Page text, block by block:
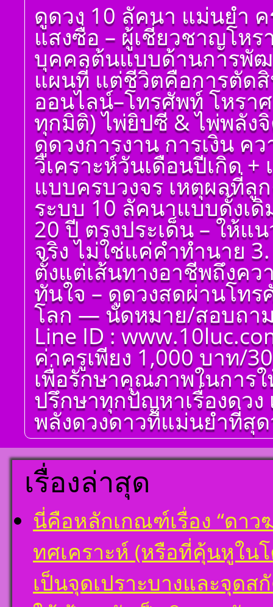
แข็งแก้ไขข้อบกพร่อง
ในพื้นดวงชาตา
ตั้งชื่อมงคลคนเกิดวัน
พุธ ตั้งชื่อดี เป็นมงคล
ชื่อมงคล ตั้งชื่อ เลข
ศาสตร์ มหาทักษา พลัง
ดาวพระเคราะห์ ตั้ง
ดวงถอดดาวด้วยโหรา
ศาตร์ ๑๐ ลัคนา ออกมา
เป็นจุดอ่อนจุดแข็ง
แก้ไขข้อบกพร่องในพื้น
ดวงชาตา
ตั้งชื่อมงคลคนเกิดวัน
พฤหัสบดี ตั้งชื่อดี เป็น
มงคล ชื่อมงคล ตั้งชื่อ
เลขศาสตร์ มหาทักษา
พลังดาวพระเคราะห์
ตั้งดวงถอดดาวด้วย
โหราศาตร์ ๑๐ ลัคนา
ออกมาเป็นจุดอ่อนจุด
แข็งแก้ไขข้อบกพร่อง
ในพื้นดวงชาตา
ตั้งชื่อมงคลคนเกิดวัน
ศุกร์ ตั้งชื่อดี เป็นมงคล
ชื่อมงคล ตั้งชื่อ เลข
ศาสตร์ มหาทักษา พลัง
ดาวพระเคราะห์ ตั้ง
ดวงถอดดาวด้วยโหรา
ศาตร์ ๑๐ ลัคนา ออกมา
เป็นจุดอ่อนจุดแข็ง
แก้ไขข้อบกพร่องในพื้น
ดวงชาตา
ตั้งชื่อมงคลคนเกิดวัน
เสาร์ ตั้งชื่อดี เป็นมงคล
ชื่อมงคล ตั้งชื่อ เลข
ศาสตร์ มหาทักษา พลัง
ดาวพระเคราะห์ ตั้ง
ดวงถอดดาวด้วยโหรา
ศาตร์ ๑๐ ลัคนา ออกมา
เป็นจุดอ่อนจุดแข็ง
แก้ไขข้อบกพร่องในพื้น
ดวงชาตา
ตั้งชื่อมงคลคนเกิดวัน
อาทิตย์ ตั้งชื่อดี เป็น
มงคล ชื่อมงคล ตั้งชื่อ
เลขศาสตร์ มหาทักษา
พลังดาวพระเคราะห์
ตั้งดวงถอดดาวด้วย
โหราศาตร์ ๑๐ ลัคนา
ออกมาเป็นจุดอ่อนจุด
แข็งแก้ไขข้อบกพร่อง
ในพื้นดวงชาตา
ดูดวง 10 ลัคนา แม่นยำ
แสงซื่อ – ผู้เชี่ยวชาญโห
บุคคลต้นแบบด้านการพัฒ
แผนที่ แต่ชีวิตคือการตัด
ออนไลน์–โทรศัพท์ โหรา
ทุกมิติ) ไพ่ยิปซี & ไพ่พลัง
ดูดวงการงาน การเงิน ค
วิเคราะห์วันเดือนปีเกิด
แบบครบวงจร เหตุผลที่ลู
ระบบ 10 ลัคนาแบบดั้งเ
20 ปี ตรงประเด็น – ให้แ
จริง ไม่ใช่แค่คำทำนาย
ตั้งแต่เส้นทางอาชีพถึงค
ทันใจ – ดูดวงสดผ่านโท
โลก — นัดหมาย/สอบถา
Line ID :
ค่าครูเพียง 1,000 บาท/
เพื่อรักษาคุณภาพในการ
ปรึกษาทุกปัญหาเรื่องดวง
พลังดวงดาวที่แม่นยำที่สุ
เรื่องล่าสุด
นี่คือหลักเกณฑ์เรื่อง “ดา
ทศเคราะห์ (หรือที่คุ้นหูใน
เป็นจุดเปราะบางและจุด